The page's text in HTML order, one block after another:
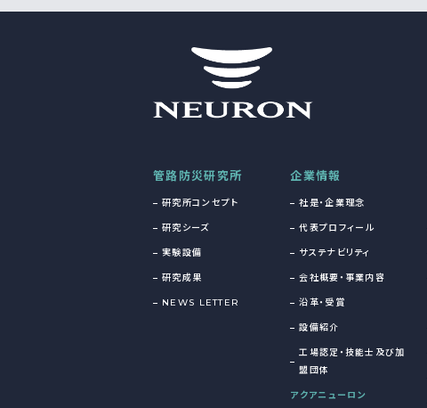
管路防災研究所
研究所コンセプト
研究シーズ
実験設備
研究成果
NEWS LETTER
企業情報
社是・企業理念
代表プロフィール
サステナビリティ
会社概要・事業内容
沿革・受賞
設備紹介
工場認定・技能士及び加
盟団体
アクアニューロン